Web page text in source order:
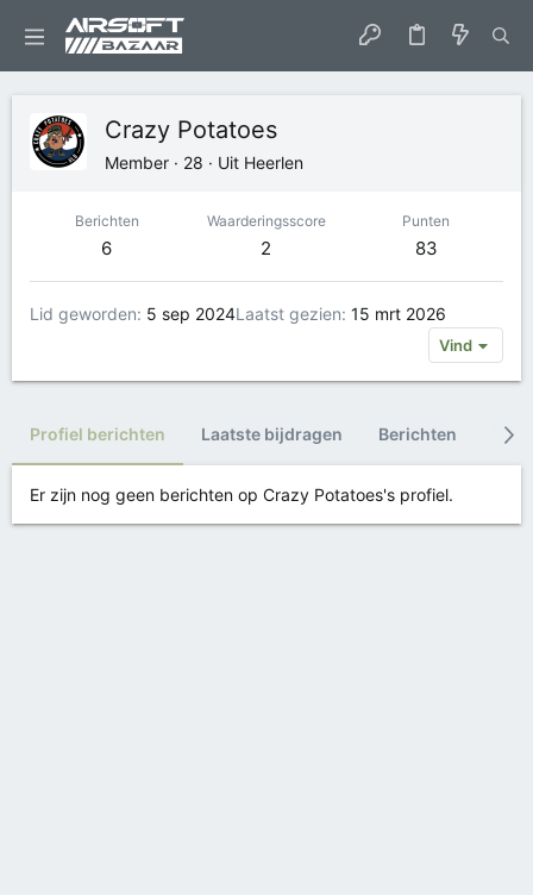
Crazy Potatoes
Member · 28 · Uit Heerlen
Berichten
6
Waarderingsscore
2
Punten
83
Lid geworden 5 sep 2024Laatst gezien 15 mrt 2026
Vind
Profiel berichten Laatste bijdragen Berichten
Er zijn nog geen berichten op Crazy Potatoes's profiel.